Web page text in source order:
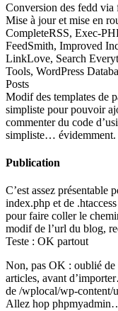
Conversion des fedd via
Mise à jour et mise en
CompleteRSS, Exec-
FeedSmith, Improved
LinkLove, Search
Tools, WordPress
Posts
Modif des templates de
simpliste pour pouvoir
commenter du code
simpliste… évidemment.
Publication
C’est assez présentable
index.php et de
pour faire coller le
modif de l’url du blog,
Teste : OK partout
Non, pas OK : oublié de
articles, avant
de /wplocal/wp-content/
Allez hop